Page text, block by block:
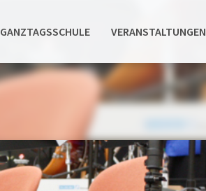
GANZTAGSSCHULE VERANSTALTUNGEN